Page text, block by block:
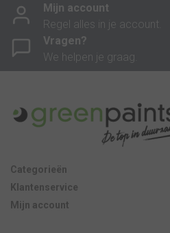
Mijn account
Regel alles in je account.
Vragen?
We helpen je graag.
Categorieën
Klantenservice
Mijn account